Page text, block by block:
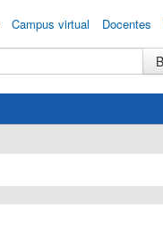
Campus virtual Docentes